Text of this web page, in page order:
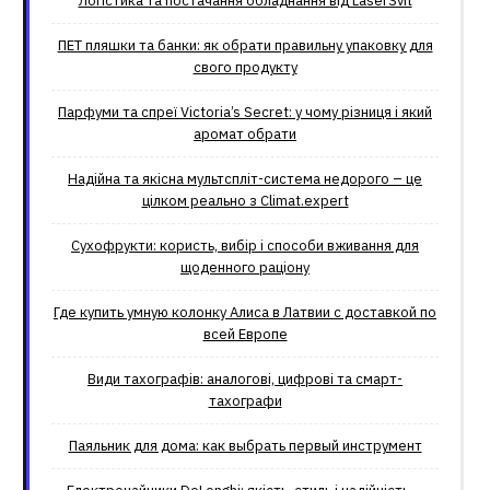
ПЕТ пляшки та банки: як обрати правильну упаковку для
свого продукту
Парфуми та спреї Victoria’s Secret: у чому різниця і який
аромат обрати
Надійна та якісна мультспліт-система недорого – це
цілком реально з Climat.еxpert
Сухофрукти: користь, вибір і способи вживання для
щоденного раціону
Где купить умную колонку Алиса в Латвии с доставкой по
всей Европе
Види тахографів: аналогові, цифрові та смарт-
тахографи
Паяльник для дома: как выбрать первый инструмент